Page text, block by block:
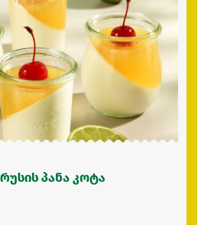
პანა კოტა